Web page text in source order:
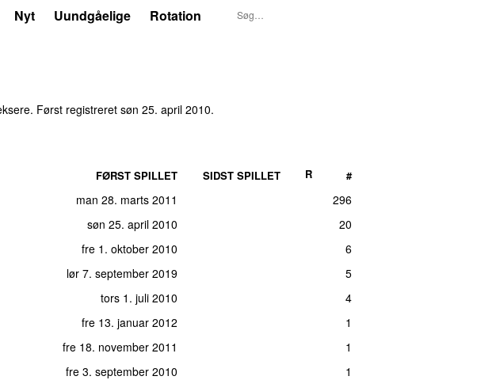
Nyt Uundgåelige Rotation
Først registreret søn 25. april 2010.
FØRST SPILLET SIDST SPILLET R #
man 28. marts 2011
296
søn 25. april 2010
20
fre 1. oktober 2010
6
lør 7. september 2019
5
tors 1. juli 2010
4
fre 13. januar 2012
1
fre 18. november 2011
1
fre 3. september 2010
1